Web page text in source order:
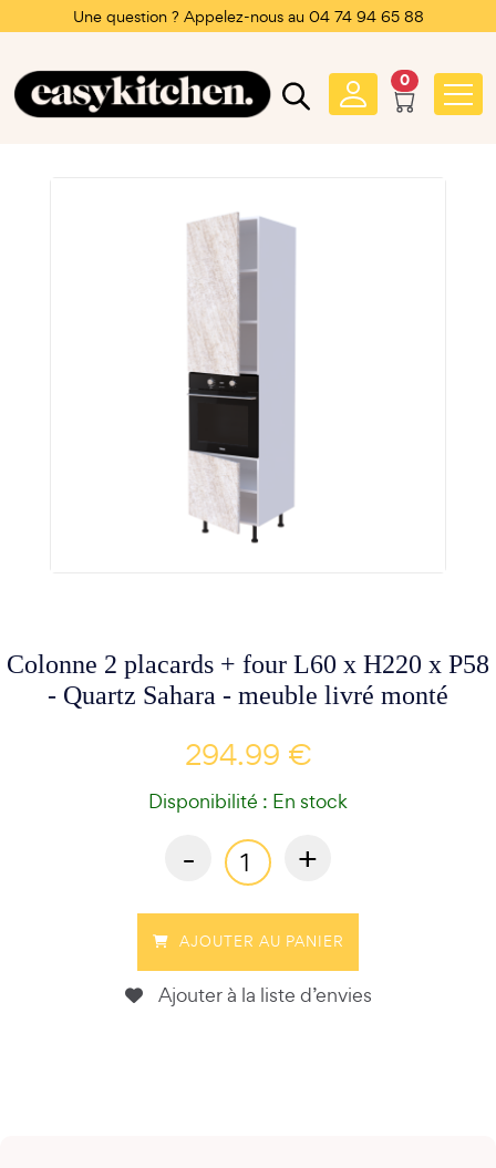
Une question ? Appelez-nous au 04 74 94 65 88
0
Colonne 2 placards + four L60 x H220 x P58
- Quartz Sahara - meuble livré monté
294.99 €
Disponibilité : En stock
- +
AJOUTER AU PANIER
Ajouter à la liste d’envies